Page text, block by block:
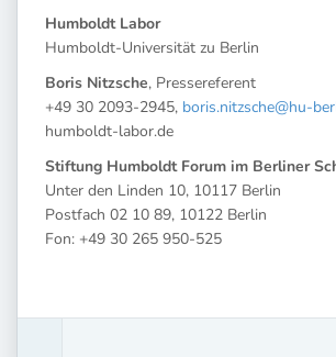
Humboldt Labor
Humboldt-Universität zu Berlin
Boris Nitzsche, Pressereferent
+49 30 2093-2945, boris.nitzsche@hu-
humboldt-labor.de
Stiftung Humboldt Forum im Berliner
Unter den Linden 10, 10117 Berlin
Postfach 02 10 89, 10122 Berlin
Fon: +49 30 265 950-525